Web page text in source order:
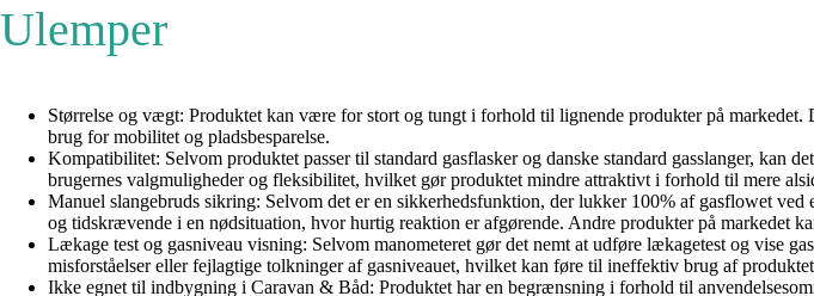
Ulemper
Størrelse og vægt: Produktet kan være for stort og tungt i forhold til lignende produkter på
brug for mobilitet og pladsbesparelse.
Kompatibilitet: Selvom produktet passer til standard gasflasker og danske standard gasslanger,
brugernes valgmuligheder og fleksibilitet, hvilket gør produktet mindre attraktivt i forhold til mere
Manuel slangebruds sikring: Selvom det er en sikkerhedsfunktion, der lukker 100% af gasflowet
og tidskrævende i en nødsituation, hvor hurtig reaktion er afgørende. Andre produkter på markedet
Lækage test og gasniveau visning: Selvom manometeret gør det nemt at udføre lækagetest og vise
misforståelser eller fejlagtige tolkninger af gasniveauet, hvilket kan føre til ineffektiv brug af
Ikke egnet til indbygning i Caravan & Båd: Produktet har en begrænsning i forhold til